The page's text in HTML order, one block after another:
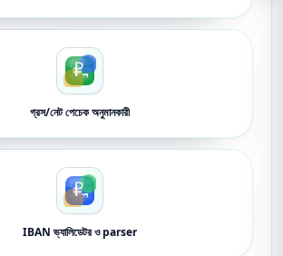
গ্রস/নেট পেচেক অনুমানকারী
IBAN ভ্যালিডেটর ও parser